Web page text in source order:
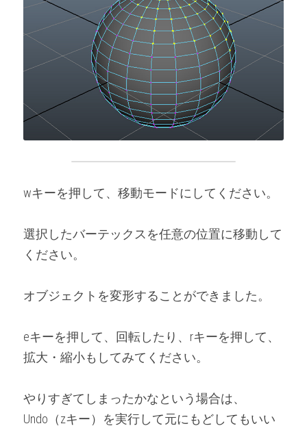
wキーを押して、移動モードにしてください。
選択したバーテックスを任意の位置に移動して
ください。
オブジェクトを変形することができました。
eキーを押して、回転したり、rキーを押して、
拡大・縮小もしてみてください。
やりすぎてしまったかなという場合は、
Undo（zキー）を実行して元にもどしてもいい